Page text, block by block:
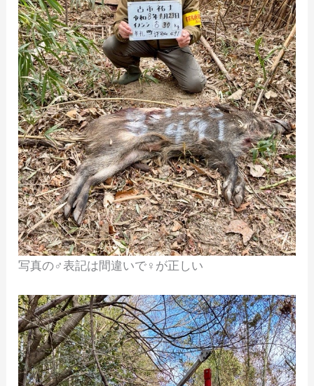
写真の♂表記は間違いで♀が正しい